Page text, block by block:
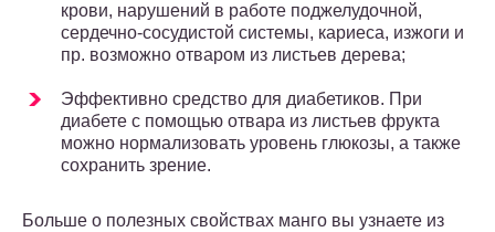
крови, нарушений в работе поджелудочной,
сердечно-сосудистой системы, кариеса, изжоги и
пр. возможно отваром из листьев дерева;
Эффективно средство для диабетиков. При
диабете с помощью отвара из листьев фрукта
можно нормализовать уровень глюкозы, а также
сохранить зрение.
Больше о полезных свойствах манго вы узнаете из